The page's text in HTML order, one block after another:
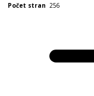
Počet stran 256